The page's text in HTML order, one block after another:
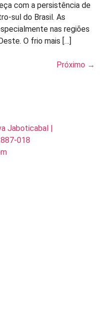
com a persistência de
sul do Brasil. As
nas regiões
O frio mais […]
Próximo →
Jaboticabal |
018